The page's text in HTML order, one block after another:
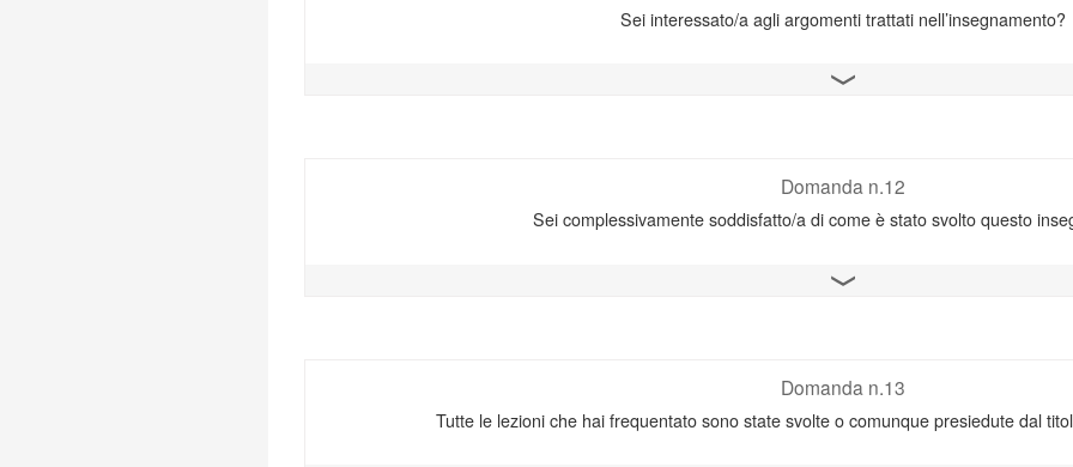
Sei interessato/a agli argomenti trattati nell’insegnamento?
Apri il grafico
Domanda n.12
Sei complessivamente soddisfatto/a di come è stato svolto questo
Apri il grafico
Domanda n.13
Tutte le lezioni che hai frequentato sono state svolte o comunque presiedute dal